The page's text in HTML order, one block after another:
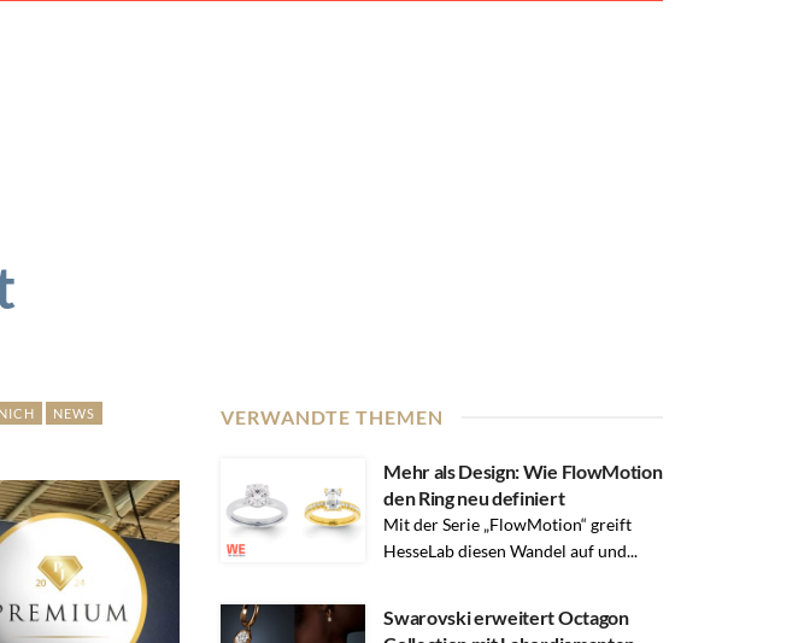
NEWS
VERWANDTE THEMEN
Mehr als Design: Wie FlowMotion
den Ring neu definiert
Mit der Serie „FlowMotion“ greift
HesseLab diesen Wandel auf und...
Swarovski erweitert Octagon